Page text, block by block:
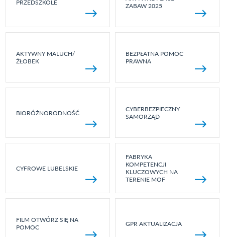
PRZEDSZKOLE
ZABAW 2025
AKTYWNY MALUCH/
ŻŁOBEK
BEZPŁATNA POMOC
PRAWNA
BIORÓŻNORODNOŚĆ
CYBERBEZPIECZNY
SAMORZĄD
CYFROWE LUBELSKIE
FABRYKA
KOMPETENCJI
KLUCZOWYCH NA
TERENIE MOF
FILM OTWÓRZ SIĘ NA
POMOC
GPR AKTUALIZACJA